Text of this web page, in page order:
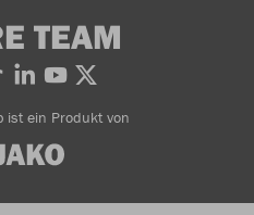
TEAM
ist ein Produkt von